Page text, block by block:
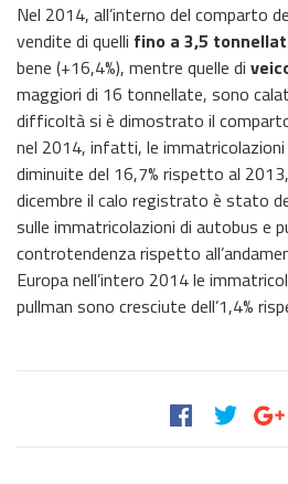
Nel 2014, all’interno del comparto
vendite di quelli fino a 3,5
bene (+16,4%), mentre quelle di
maggiori di 16 tonnellate, sono
difficoltà si è dimostrato il
nel 2014, infatti, le
diminuite del 16,7% rispetto al
dicembre il calo registrato è stato
sulle immatricolazioni di autobus e
controtendenza rispetto
Europa nell’intero 2014 le
pullman sono cresciute dell’1,4%